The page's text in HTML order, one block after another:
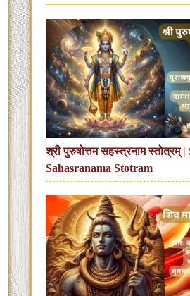
श्री पुरुषोत्तम सहस्त्रनाम
Sahasranama Stotram